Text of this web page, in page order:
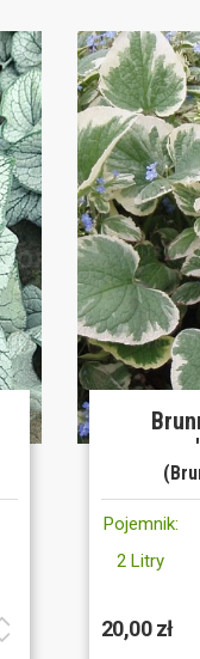
Pojemnik:
2 Litry
20,00 zł